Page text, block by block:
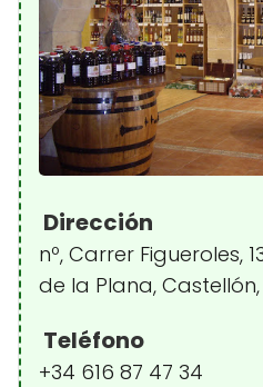
Dirección
nº, Carrer Figueroles,
de la Plana,
Teléfono
+34 616 87 47 34